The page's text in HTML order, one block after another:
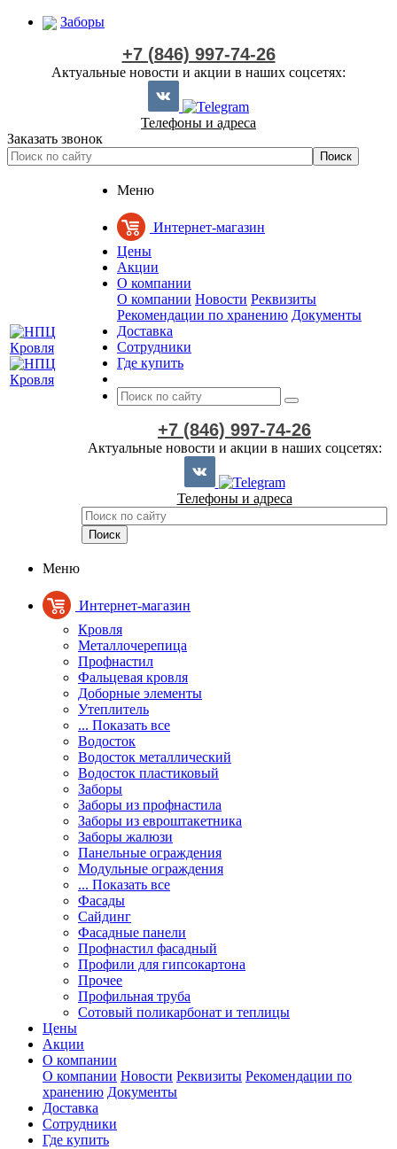
Заборы
+7 (846) 997-74-26
Актуальные новости и акции в наших соцсетях:
Телефоны и адреса
Заказать звонок
Меню
Интернет-магазин
Цены
Акции
О компании
О компании Новости Реквизиты
Рекомендации по хранению Документы
Доставка
Сотрудники
Где купить
+7 (846) 997-74-26
Актуальные новости и акции в наших соцсетях:
Телефоны и адреса
Меню
Интернет-магазин
Кровля
Металлочерепица
Профнастил
Фальцевая кровля
Доборные элементы
Утеплитель
... Показать все
Водосток
Водосток металлический
Водосток пластиковый
Заборы
Заборы из профнастила
Заборы из евроштакетника
Заборы жалюзи
Панельные ограждения
Модульные ограждения
... Показать все
Фасады
Сайдинг
Фасадные панели
Профнастил фасадный
Профили для гипсокартона
Прочее
Профильная труба
Сотовый поликарбонат и теплицы
Цены
Акции
О компании
О компании Новости Реквизиты Рекомендации по
хранению Документы
Доставка
Сотрудники
Где купить